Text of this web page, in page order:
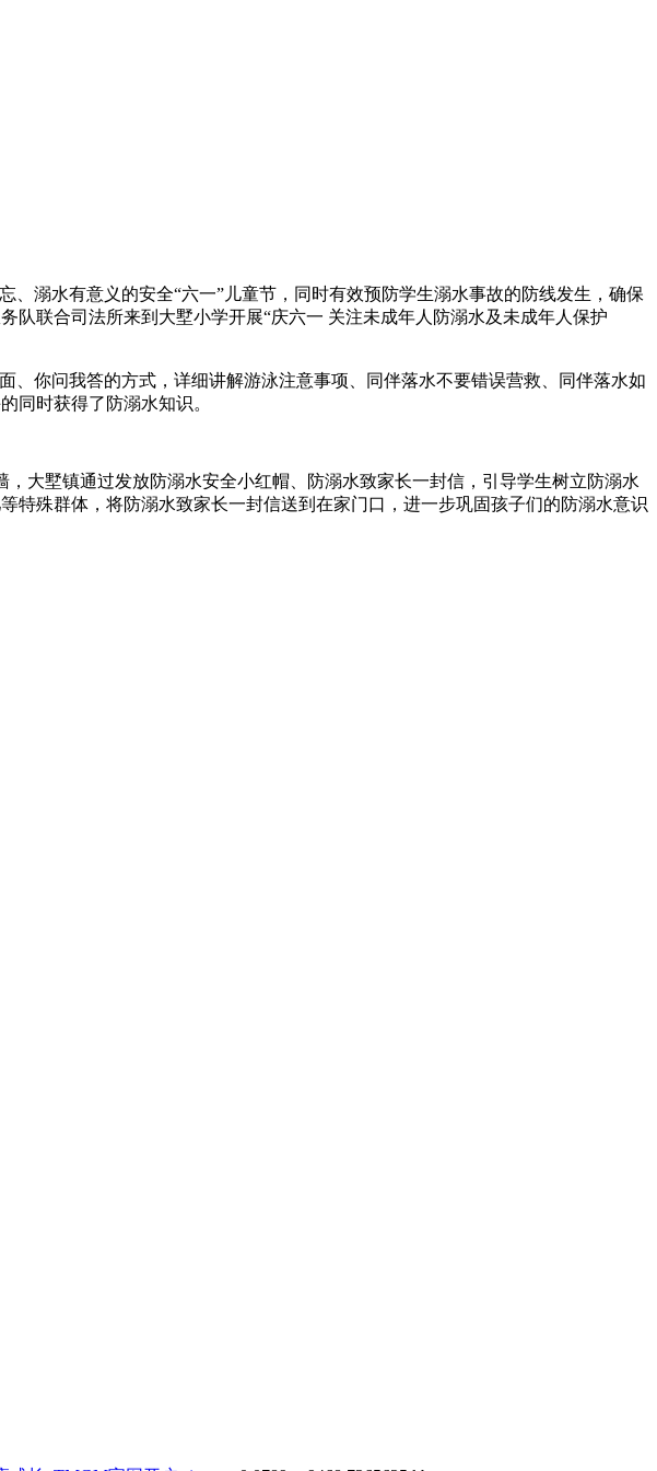
、溺水有意义的安全“六一”儿童节，同时有效预防学生溺水事故的防线发生，确保
队联合司法所来到大墅小学开展“庆六一 关注未成年人防溺水及未成年人保护
你问我答的方式，详细讲解游泳注意事项、同伴落水不要错误营救、同伴落水如
同时获得了防溺水知识。
墅镇通过发放防溺水安全小红帽、防溺水致家长一封信，引导学生树立防溺水
殊群体，将防溺水致家长一封信送到在家门口，进一步巩固孩子们的防溺水意识